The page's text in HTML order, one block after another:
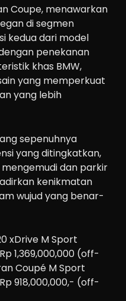
Coupe, menawarkan
di segmen
kedua dari model
penekanan
khas BMW,
yang memperkuat
yang lebih
sepenuhnya
yang ditingkatkan,
dan parkir
kenikmatan
wujud yang benar-
xDrive M Sport
1,369,000,000 (off-
Coupé M Sport
918,000,000,- (off-